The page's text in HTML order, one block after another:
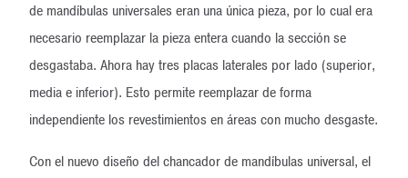
de mandíbulas universales eran una única pieza, por lo cual era
necesario reemplazar la pieza entera cuando la sección se
desgastaba. Ahora hay tres placas laterales por lado (superior,
media e inferior). Esto permite reemplazar de forma
independiente los revestimientos en áreas con mucho desgaste.
Con el nuevo diseño del chancador de mandíbulas universal, el